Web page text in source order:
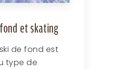
et skating
de fond est
type de